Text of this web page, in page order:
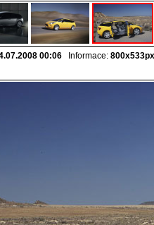
00:06 Informace: